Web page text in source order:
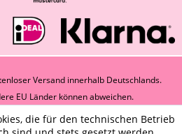
Versand innerhalb Deutschlands.
EU Länder können abweichen.
die für den technischen Betrieb